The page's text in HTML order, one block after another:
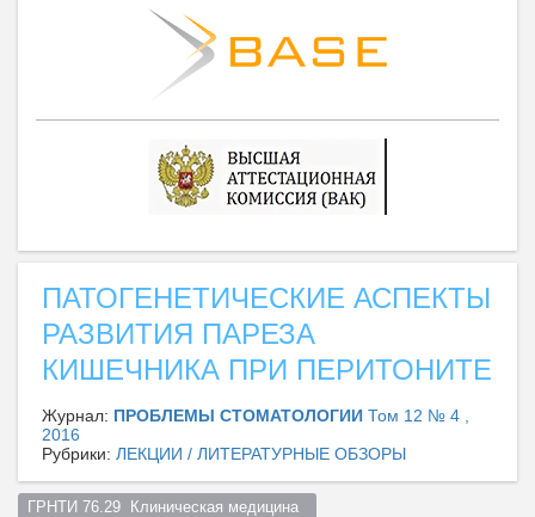
ПАТОГЕНЕТИЧЕСКИЕ АСПЕКТЫ
РАЗВИТИЯ ПАРЕЗА
КИШЕЧНИКА ПРИ ПЕРИТОНИТЕ
Журнал: ПРОБЛЕМЫ СТОМАТОЛОГИИ Том 12 № 4 ,
2016
Рубрики: ЛЕКЦИИ / ЛИТЕРАТУРНЫЕ ОБЗОРЫ
ГРНТИ 76.29  Клиническая медицина